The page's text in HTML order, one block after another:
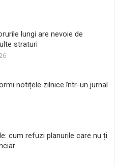
lungi are nevoie de
straturi
notițele zilnice într-un jurnal
cum refuzi planurile care nu ți